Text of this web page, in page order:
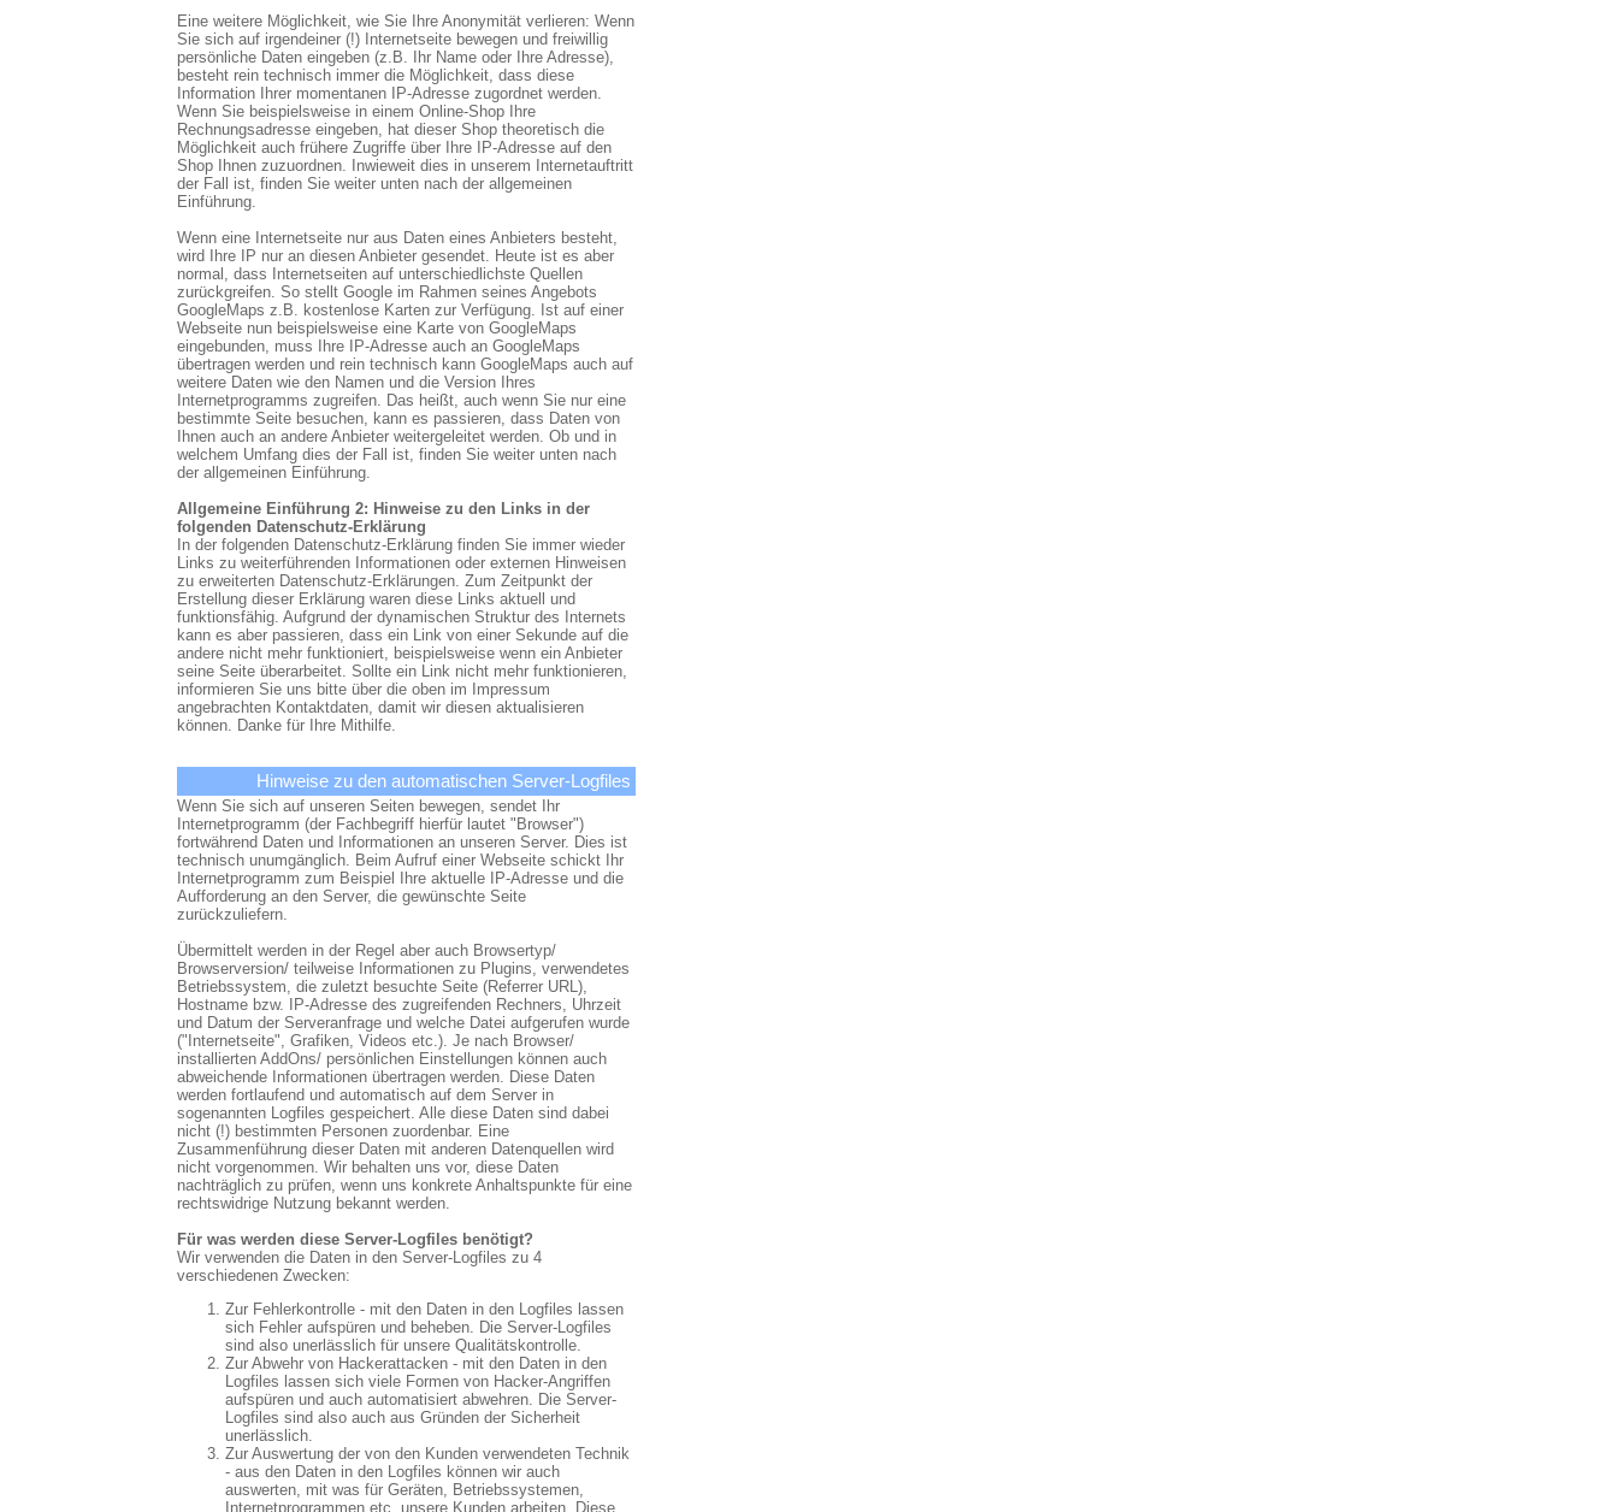
Eine weitere Möglichkeit, wie Sie Ihre Anonymität verlieren: Wenn
Sie sich auf irgendeiner (!) Internetseite bewegen und freiwillig
persönliche Daten eingeben (z.B. Ihr Name oder Ihre Adresse),
besteht rein technisch immer die Möglichkeit, dass diese
Information Ihrer momentanen IP-Adresse zugordnet werden.
Wenn Sie beispielsweise in einem Online-Shop Ihre
Rechnungsadresse eingeben, hat dieser Shop theoretisch die
Möglichkeit auch frühere Zugriffe über Ihre IP-Adresse auf den
Shop Ihnen zuzuordnen. Inwieweit dies in unserem Internetauftritt
der Fall ist, finden Sie weiter unten nach der allgemeinen
Einführung.
Wenn eine Internetseite nur aus Daten eines Anbieters besteht,
wird Ihre IP nur an diesen Anbieter gesendet. Heute ist es aber
normal, dass Internetseiten auf unterschiedlichste Quellen
zurückgreifen. So stellt Google im Rahmen seines Angebots
GoogleMaps z.B. kostenlose Karten zur Verfügung. Ist auf einer
Webseite nun beispielsweise eine Karte von GoogleMaps
eingebunden, muss Ihre IP-Adresse auch an GoogleMaps
übertragen werden und rein technisch kann GoogleMaps auch auf
weitere Daten wie den Namen und die Version Ihres
Internetprogramms zugreifen. Das heißt, auch wenn Sie nur eine
bestimmte Seite besuchen, kann es passieren, dass Daten von
Ihnen auch an andere Anbieter weitergeleitet werden. Ob und in
welchem Umfang dies der Fall ist, finden Sie weiter unten nach
der allgemeinen Einführung.
Allgemeine Einführung 2: Hinweise zu den Links in der
folgenden Datenschutz-Erklärung
In der folgenden Datenschutz-Erklärung finden Sie immer wieder
Links zu weiterführenden Informationen oder externen Hinweisen
zu erweiterten Datenschutz-Erklärungen. Zum Zeitpunkt der
Erstellung dieser Erklärung waren diese Links aktuell und
funktionsfähig. Aufgrund der dynamischen Struktur des Internets
kann es aber passieren, dass ein Link von einer Sekunde auf die
andere nicht mehr funktioniert, beispielsweise wenn ein Anbieter
seine Seite überarbeitet. Sollte ein Link nicht mehr funktionieren,
informieren Sie uns bitte über die oben im Impressum
angebrachten Kontaktdaten, damit wir diesen aktualisieren
können. Danke für Ihre Mithilfe.
Hinweise zu den automatischen Server-Logfiles
Wenn Sie sich auf unseren Seiten bewegen, sendet Ihr
Internetprogramm (der Fachbegriff hierfür lautet "Browser")
fortwährend Daten und Informationen an unseren Server. Dies ist
technisch unumgänglich. Beim Aufruf einer Webseite schickt Ihr
Internetprogramm zum Beispiel Ihre aktuelle IP-Adresse und die
Aufforderung an den Server, die gewünschte Seite
zurückzuliefern.
Übermittelt werden in der Regel aber auch Browsertyp/
Browserversion/ teilweise Informationen zu Plugins, verwendetes
Betriebssystem, die zuletzt besuchte Seite (Referrer URL),
Hostname bzw. IP-Adresse des zugreifenden Rechners, Uhrzeit
und Datum der Serveranfrage und welche Datei aufgerufen wurde
("Internetseite", Grafiken, Videos etc.). Je nach Browser/
installierten AddOns/ persönlichen Einstellungen können auch
abweichende Informationen übertragen werden. Diese Daten
werden fortlaufend und automatisch auf dem Server in
sogenannten Logfiles gespeichert. Alle diese Daten sind dabei
nicht (!) bestimmten Personen zuordenbar. Eine
Zusammenführung dieser Daten mit anderen Datenquellen wird
nicht vorgenommen. Wir behalten uns vor, diese Daten
nachträglich zu prüfen, wenn uns konkrete Anhaltspunkte für eine
rechtswidrige Nutzung bekannt werden.
Für was werden diese Server-Logfiles benötigt?
Wir verwenden die Daten in den Server-Logfiles zu 4
verschiedenen Zwecken:
Zur Fehlerkontrolle - mit den Daten in den Logfiles lassen
sich Fehler aufspüren und beheben. Die Server-Logfiles
sind also unerlässlich für unsere Qualitätskontrolle.
Zur Abwehr von Hackerattacken - mit den Daten in den
Logfiles lassen sich viele Formen von Hacker-Angriffen
aufspüren und auch automatisiert abwehren. Die Server-
Logfiles sind also auch aus Gründen der Sicherheit
unerlässlich.
Zur Auswertung der von den Kunden verwendeten Technik
- aus den Daten in den Logfiles können wir auch
auswerten, mit was für Geräten, Betriebssystemen,
Internetprogrammen etc. unsere Kunden arbeiten. Diese